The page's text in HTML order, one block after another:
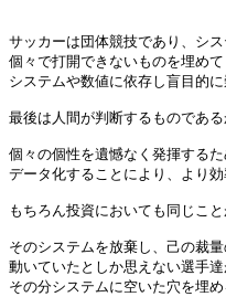
サッカーは団体競技であり、シ
個々で打開できないものを埋めて
システムや数値に依存し盲目的
最後は人間が判断するものである
個々の個性を遺憾なく発揮する
データ化することにより、より
もちろん投資においても同じこと
そのシステムを放棄し、己の裁
動いていたとしか思えない選手達
その分システムに空いた穴を埋